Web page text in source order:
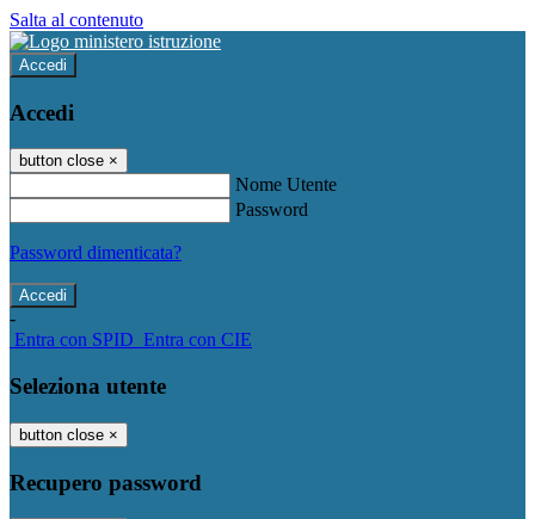
Salta al contenuto
Accedi
Accedi
button close ×
Nome Utente
Password
Password dimenticata?
-
Entra con SPID Entra con CIE
Seleziona utente
button close ×
Recupero password